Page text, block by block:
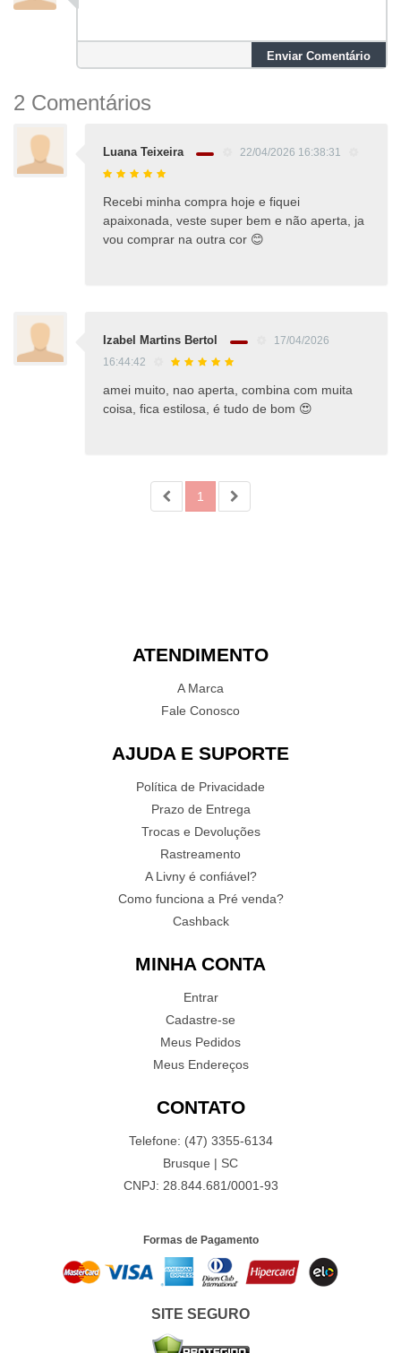
Enviar Comentário
2 Comentários
Luana Teixeira 22/04/2026 16:38:31
Recebi minha compra hoje e fiquei
apaixonada, veste super bem e não aperta, ja
vou comprar na outra cor 😊
Izabel Martins Bertol
17/04/2026
16:44:42
amei muito, nao aperta, combina com muita
coisa, fica estilosa, é tudo de bom 😍
1
ATENDIMENTO
A Marca
Fale Conosco
AJUDA E SUPORTE
Política de Privacidade
Prazo de Entrega
Trocas e Devoluções
Rastreamento
A Livny é confiável?
Como funciona a Pré venda?
Cashback
MINHA CONTA
Entrar
Cadastre-se
Meus Pedidos
Meus Endereços
CONTATO
Telefone: (47) 3355-6134
Brusque | SC
CNPJ: 28.844.681/0001-93
Formas de Pagamento
SITE SEGURO